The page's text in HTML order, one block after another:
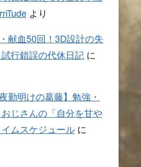
より
献血50回！3D設計の失
行錯誤の代休日記 に
勤明けの葛藤】勉強・
じさんの「自分を甘や
ムスケジュール に